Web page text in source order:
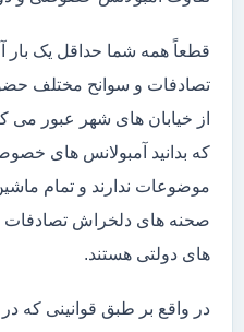
قطعاً همه شما حداقل یک بار
تصادفات و سوانح مختلف
از خیابان های شهر عبور می
که بدانید آمبولانس های
موضوعات ندارند و تمام
صحنه های دلخراش تصادفات و
های دولتی هستند.
در واقع بر طبق قوانینی که